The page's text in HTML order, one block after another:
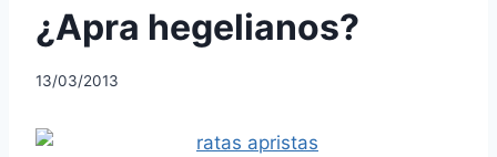
¿Apra hegelianos?
13/03/2013